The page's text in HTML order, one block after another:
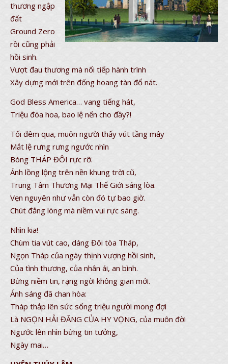
thương ngập
đất
Ground Zero
rồi cũng phải
hồi sinh.
Vượt đau thương mà nối tiếp hành trình
Xây dựng mới trên đống hoang tàn đổ nát.
God Bless America… vang tiếng hát,
Triệu đóa hoa, bao lệ nến cho đầy?!
Tối đêm qua, muôn người thấy vút tầng mây
Mắt lệ rưng rưng ngước nhìn
Bóng THÁP ĐÔI rực rỡ.
Ánh lồng lộng trên nền khung trời cũ,
Trung Tâm Thương Mại Thế Giới sáng lòa.
Vẹn nguyên như vẫn còn đó tự bao giờ.
Chút đắng lòng mà niềm vui rực sáng.
Nhìn kia!
Chùm tia vút cao, dáng Đôi tòa Tháp,
Ngọn Tháp của ngày thịnh vượng hồi sinh,
Của tình thương, của nhân ái, an bình.
Bừng niềm tin, rạng ngời không gian mới.
Ánh sáng đã chan hòa:
Tháp thắp lên sức sống triệu người mong đợi
Là NGỌN HẢI ĐĂNG CỦA HY VỌNG, của muôn đời
Ngước lên nhìn bừng tin tưởng,
Ngày mai…